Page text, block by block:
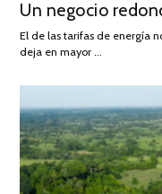
ON
Un negocio
El de las tarifas de energía
deja en mayor …